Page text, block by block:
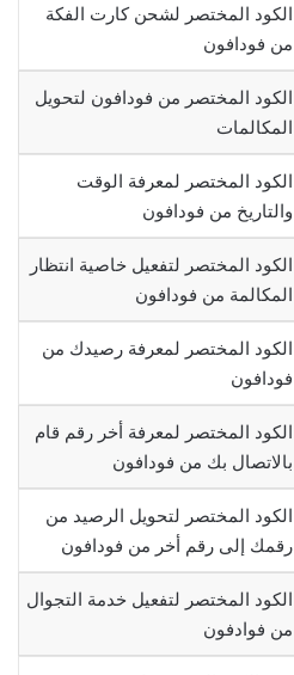
الكود المختصر لشحن كارت الفكة
من فودافون
الكود المختصر من فودافون لتحويل
المكالمات
الكود المختصر لمعرفة الوقت
والتاريخ من فودافون
الكود المختصر لتفعيل خاصية انتظار
المكالمة من فودافون
الكود المختصر لمعرفة رصيدك من
فودافون
الكود المختصر لمعرفة أخر رقم قام
بالاتصال بك من فودافون
الكود المختصر لتحويل الرصيد من
رقمك إلى رقم أخر من فودافون
الكود المختصر لتفعيل خدمة التجوال
من فوادفون